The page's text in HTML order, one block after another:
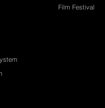
Film Festival